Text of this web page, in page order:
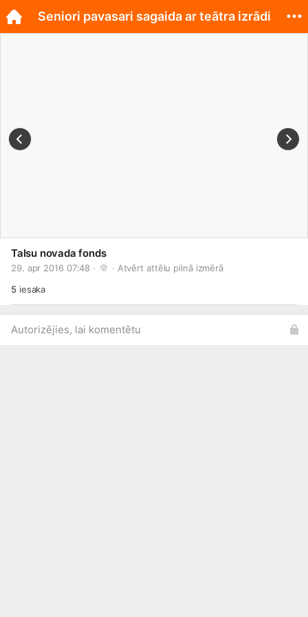
Talsu novada fonds
29. apr 2016 07:48 · · Atvērt attēlu pilnā izmērā
5iesaka
Autorizējies, lai komentētu
Seniori pavasari sagaida ar teātra izrādi